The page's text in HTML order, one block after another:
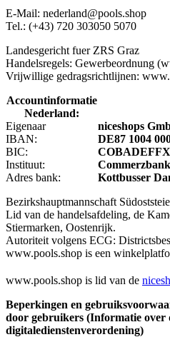
E-Mail: nederland@pools.shop
Tel.: (+43) 720 303050 5070
Landesgericht fuer ZRS Graz
Handelsregels: Gewerbeordnung
Vrijwillige gedragsrichtlijnen:
Accountinformatie
Nederland:
Eigenaar
niceshops
IBAN:
DE87 1004
BIC:
Instituut:
Commerzbank
Adres bank:
Kottbusser
Bezirkshauptmannschaft
Lid van de handelsafdeling, de
Stiermarken, Oostenrijk.
Autoriteit volgens ECG:
www.pools.shop is een
www.pools.shop is lid van de
Beperkingen en
door gebruikers (Informatie over
digitaledienstenverordening)